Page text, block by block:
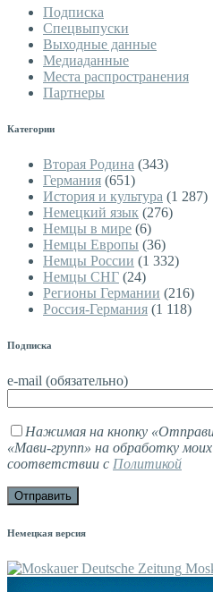
Подписка
Спецвыпуски
Выходные данные
Медиаданные
Места распространения
Партнеры
Категории
Вторая Родина (343)
Германия (651)
История и культура (1 287)
Немецкий язык (276)
Немцы в мире (6)
Немцы Европы (36)
Немцы России (1 332)
Немцы СНГ (24)
Регионы Германии (216)
Россия-Германия (1 118)
Подписка
e-mail (обязательно)
Нажимая на кнопку
«Мави-групп» на обработку
соответствии с Политикой
Немецкая версия